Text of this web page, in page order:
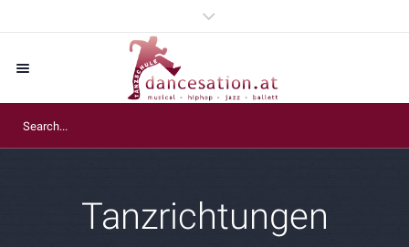
Tanzrichtungen